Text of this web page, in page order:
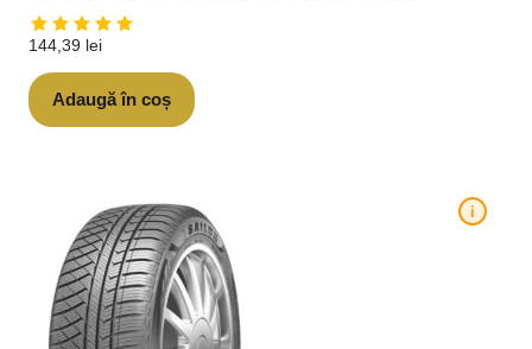
144,39 lei
Adaugă în coș
i